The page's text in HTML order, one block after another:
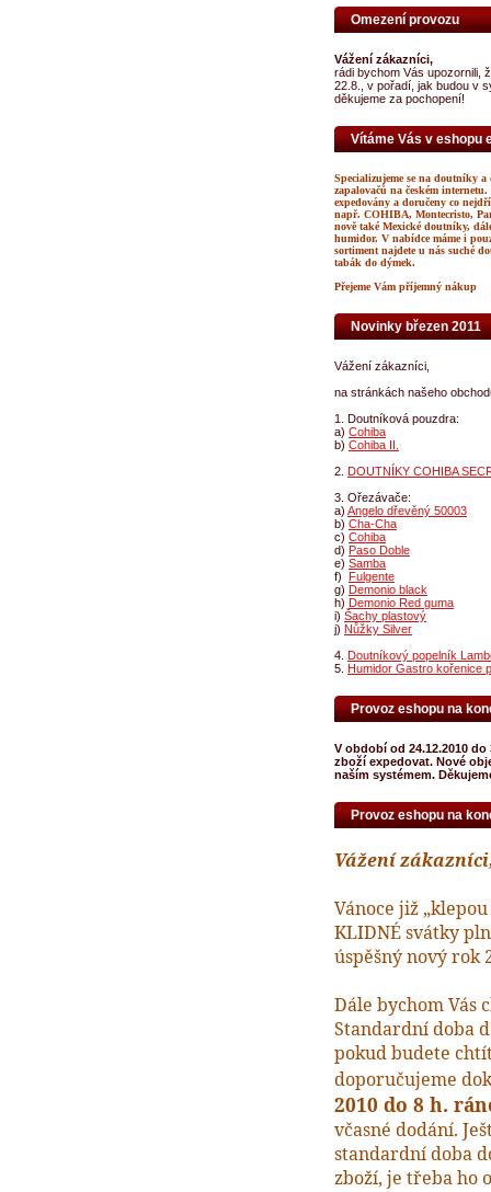
Omezení provozu
Vážení zákazníci,
rádi bychom Vás upozornili,
22.8., v pořadí, jak budou v
děkujeme za pochopení!
Vítáme Vás v eshopu
Specializujeme se na doutníky
zapalovačů na českém
expedovány a doručeny co
např. COHIBA, Montecristo,
nově také Mexické doutníky,
humidor. V nabídce máme i
sortiment najdete u nás suché
tabák do dýmek.
Přejeme Vám příjemný nákup
Novinky březen 2011
Vážení zákazníci,
na stránkách našeho
1. Doutníková pouzdra:
a) Cohiba
b) Cohiba II.
2.
DOUTNÍKY COHIBA
3. Ořezávače:
a) Angelo dřevěný 50003
b) Cha-Cha
c) Cohiba
d) Paso Doble
e) Samba
f)
Fulgente
g) Demonio black
h) Demonio Red guma
i) Šachy plastový
j) Nůžky Silver
4.
Doutníkový popelník
5.
Humidor Gastro kořenice
Provoz eshopu na
V období od 24.12.2010
zboží expedovat. Nové
naším systémem.
Provoz eshopu na
Vážení
Vánoce již
KLIDNÉ svátky
úspěšný nový rok
Dále bychom Vás
Standardní doba
pokud budete
doporučujeme
2010 do 8 h.
včasné dodání.
standardní doba
zboží, je třeba ho